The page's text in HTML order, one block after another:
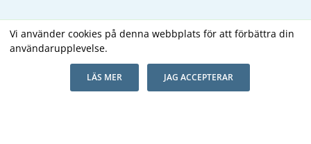
Vi använder cookies på denna webbplats för att förbättra din
användarupplevelse.